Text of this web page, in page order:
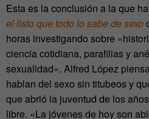
Esta es la conclusión a la que
el listo que todo lo sabe de sexo
horas investigando sobre
ciencia cotidiana, parafilias y
sexualidad». Alfred López
hablan del sexo sin titubeos y
que abrió la juventud de los
libre. «La jóvenes de hoy son